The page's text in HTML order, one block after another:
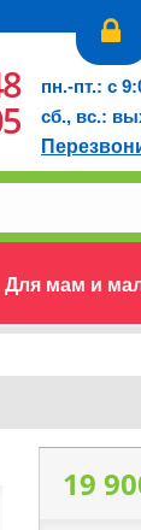
Для мам и
пн.-пт.: с
сб., вс.:
19